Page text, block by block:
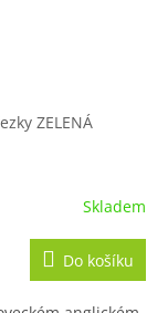
ZELENÁ
Skladem
Do košíku